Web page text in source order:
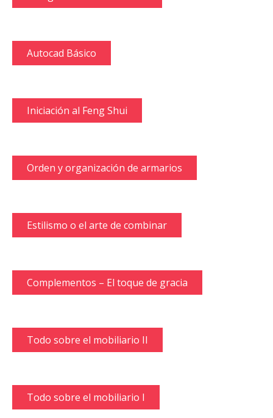
Autocad Básico
Iniciación al Feng Shui
Orden y organización de armarios
Estilismo o el arte de combinar
Complementos – El toque de gracia
Todo sobre el mobiliario II
Todo sobre el mobiliario I